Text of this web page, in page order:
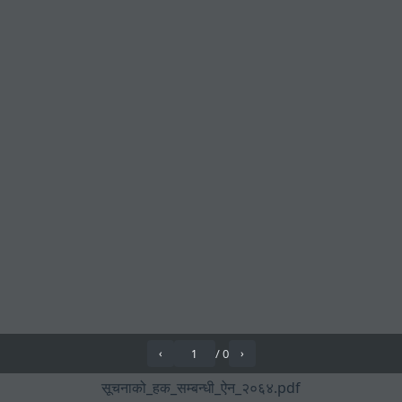
‹ /0 ›
सूचनाको_हक_सम्बन्धी_ऐन_२०६४.pdf